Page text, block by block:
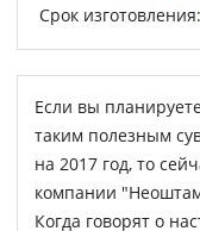
Срок изготовления:
Если вы
таким полезным
на 2017 год, то
компании
Когда говорят о